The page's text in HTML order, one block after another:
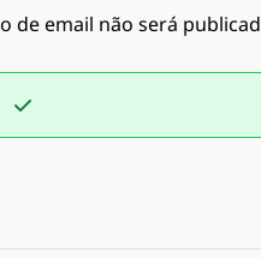
de email não será